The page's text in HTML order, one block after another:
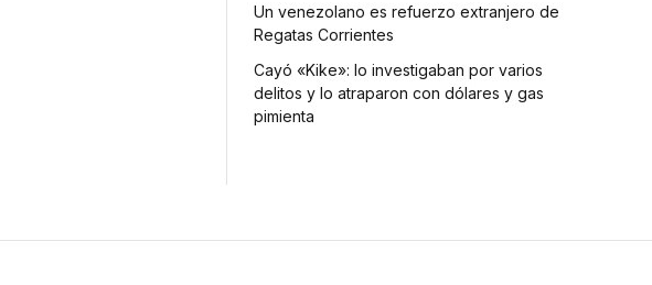
Un venezolano es refuerzo extranjero de
Regatas Corrientes
Cayó «Kike»: lo investigaban por varios
delitos y lo atraparon con dólares y gas
pimienta